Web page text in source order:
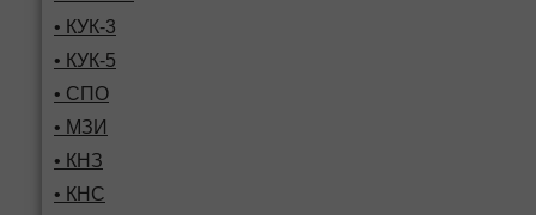
• КУК-3
• КУК-5
• СПО
• МЗИ
• КНЗ
• КНС